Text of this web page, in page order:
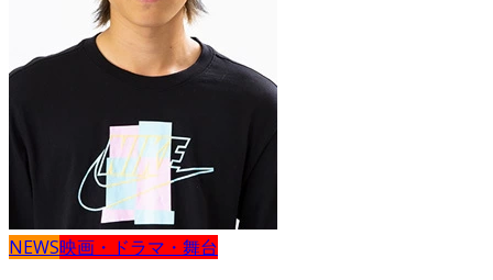
NEWS映画・ドラマ・舞台